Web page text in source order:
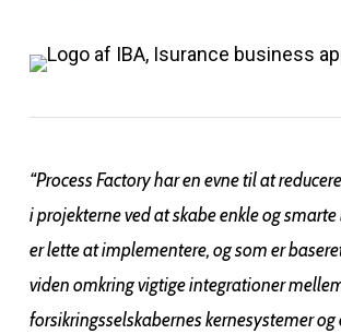
“Process Factory har en evne til at
i projekterne ved at skabe enkle og
er lette at implementere, og som er
viden omkring vigtige integrationer
forsikringsselskabernes kernesystemer og